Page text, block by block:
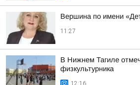
Вершина по имени
11:27
В Нижнем Тагиле
физкультурника
12:16